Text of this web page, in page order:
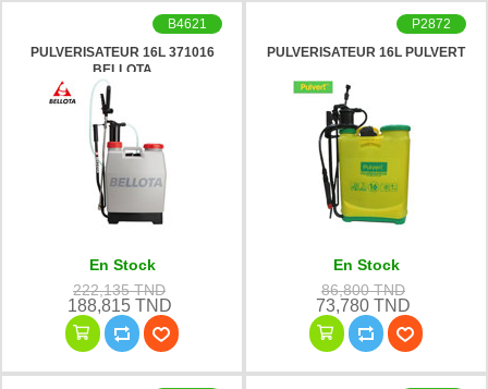
PULVERISATEUR 16L 371016
BELLOTA
B4621
En Stock
222,135 TND
188,815 TND
PULVERISATEUR 16L PULVERT
P2872
En Stock
86,800 TND
73,780 TND